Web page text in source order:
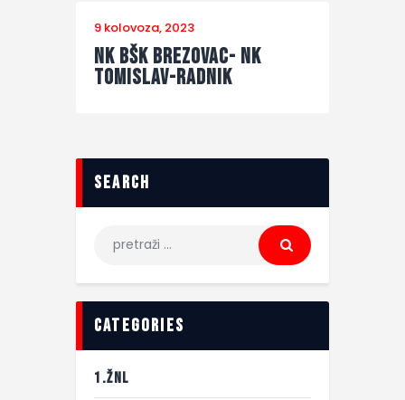
9 kolovoza, 2023
NK BŠK Brezovac- NK
Tomislav-Radnik
search
categories
1.ŽNL